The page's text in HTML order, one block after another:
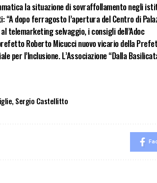
la situazione di sovraffollamento negli
“A dopo ferragosto l’apertura del Centro di
telemarketing selvaggio, i consigli dell’Adoc
Roberto Micucci nuovo vicario della
per l’Inclusione. L’Associazione “Dalla
, Sergio Castellitto